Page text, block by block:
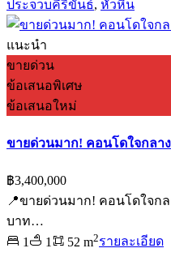
ประจวบคีรีขันธ์, หัวหิน
แนะนำ
ขายด่วน
ข้อเสนอพิเศษ
ข้อเสนอใหม่
ขายด่วนมาก! คอนโดใจกลา
฿3,400,000
📍ขายด่วนมาก! คอนโดใจก
บาท…
1
1 52 m2รายละเอียด